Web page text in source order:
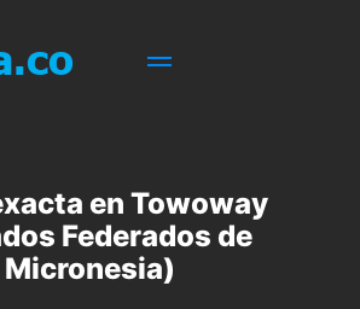
en Towoway
Federados de
Micronesia)